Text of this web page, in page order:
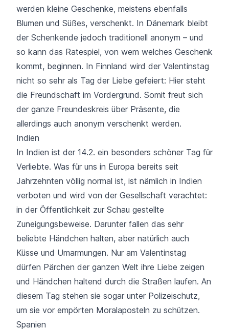
werden kleine Geschenke, meistens ebenfalls
Blumen und Süßes, verschenkt. In Dänemark bleibt
der Schenkende jedoch traditionell anonym – und
so kann das Ratespiel, von wem welches Geschenk
kommt, beginnen. In Finnland wird der Valentinstag
nicht so sehr als Tag der Liebe gefeiert: Hier steht
die Freundschaft im Vordergrund. Somit freut sich
der ganze Freundeskreis über Präsente, die
allerdings auch anonym verschenkt werden.
Indien
In Indien ist der 14.2. ein besonders schöner Tag für
Verliebte. Was für uns in Europa bereits seit
Jahrzehnten völlig normal ist, ist nämlich in Indien
verboten und wird von der Gesellschaft verachtet:
in der Öffentlichkeit zur Schau gestellte
Zuneigungsbeweise. Darunter fallen das sehr
beliebte Händchen halten, aber natürlich auch
Küsse und Umarmungen. Nur am Valentinstag
dürfen Pärchen der ganzen Welt ihre Liebe zeigen
und Händchen haltend durch die Straßen laufen. An
diesem Tag stehen sie sogar unter Polizeischutz,
um sie vor empörten Moralaposteln zu schützen.
Spanien